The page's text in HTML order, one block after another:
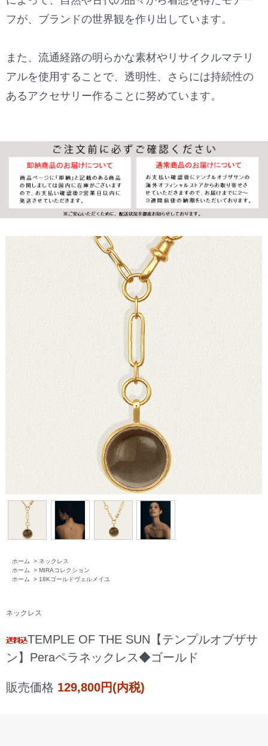
フが、ブランドの世界観を作り出しています。
また、流通経路の明らかな素材やリサイクルマテリ
アルを使用することで、透明性、さらには持続性の
あるアクセサリー作ることに努めています。
ホーム > ネックレス
ホーム
> MIRAコレクション
ホーム
> 18Kゴールドヴェルメイユ
ネックレス
TEMPLE OF THE SUN【テンプルオブザサ
ン】Peraペラネックレス◆ゴールド
販売価格 129,800円(内税)